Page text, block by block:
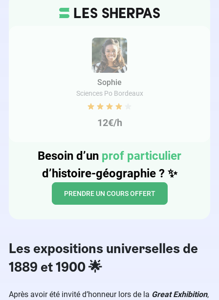
Sophie
Sciences Po Bordeaux
12€/h
Besoin d’un prof particulier
d’histoire-géographie ? ✨
PRENDRE UN COURS OFFERT
Les expositions universelles de
1889 et 1900 🌟
Après avoir été invité d’honneur lors de la Great Exhibition,